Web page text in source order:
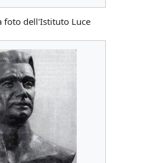
foto dell'Istituto Luce